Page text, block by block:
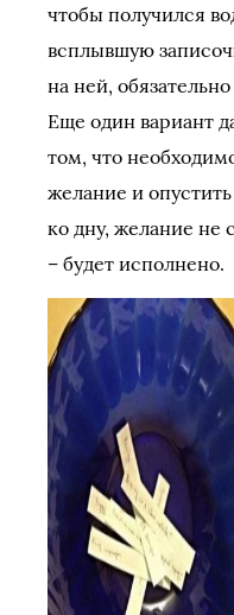
чтобы получился
всплывшую
на ней,
Еще один вариант
том, что
желание и
ко дну, желание не
– будет исполнено.